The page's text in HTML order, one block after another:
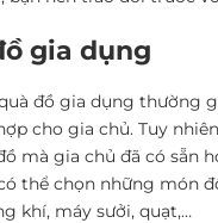
gia dụng
đồ gia dụng thường
cho gia chủ. Tuy
mà gia chủ đã có sẵn
thể chọn những món
khí, máy sưởi, quạt,…